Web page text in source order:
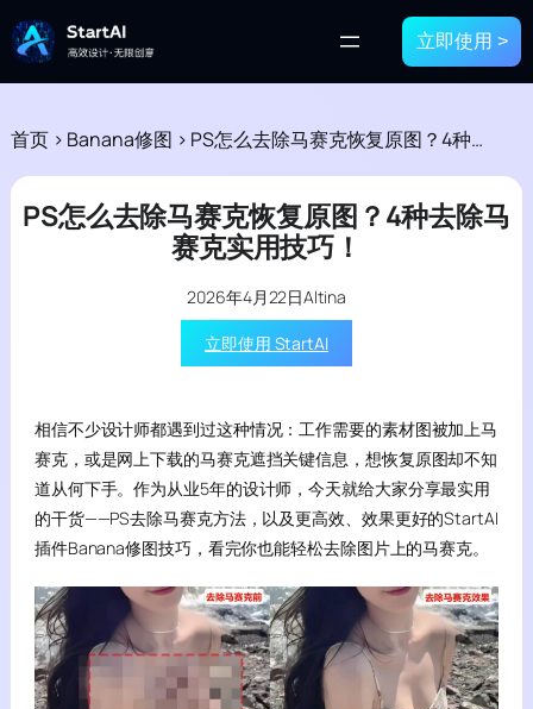
立即使用 >
首页 > Banana修图 > PS怎么去除马赛克恢复原图？4种去除马赛克实用技巧！
PS怎么去除马赛克恢复原图？4种去除马
赛克实用技巧！
2026年4月22日Altina
立即使用 StartAI
相信不少设计师都遇到过这种情况：工作需要的素材图被加上马
赛克，或是网上下载的马赛克遮挡关键信息，想恢复原图却不知
道从何下手。作为从业5年的设计师，今天就给大家分享最实用
的干货——PS去除马赛克方法，以及更高效、效果更好的StartAI
插件Banana修图技巧，看完你也能轻松去除图片上的马赛克。